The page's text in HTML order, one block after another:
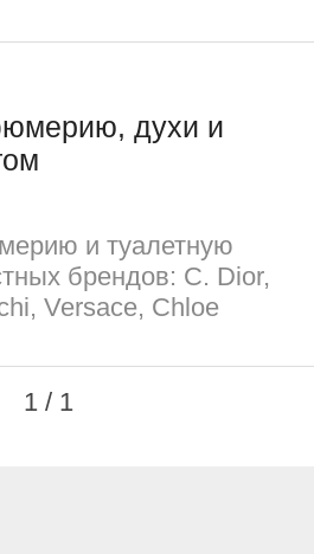
духи и
и туалетную
брендов: C. Dior,
Versace, Chloe
1 / 1